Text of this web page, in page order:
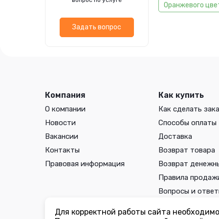
Задать вопрос
Оранжевого
Компания
О компании
Новости
Вакансии
Контакты
Правовая информация
Как купить
Как сделать
Способы оплаты
Доставка
Возврат товара
Возврат
Правила
Вопросы и
Вы принимаете условия политики в отношении обработки
Для корректной работы сайта